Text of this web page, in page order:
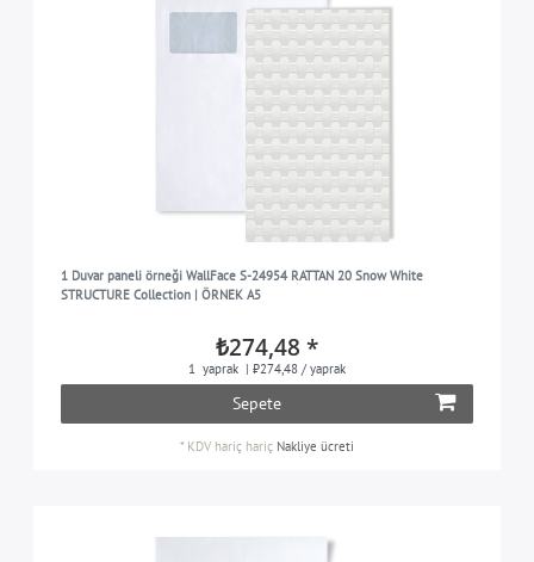
1 Duvar paneli örneği WallFace S-24954 RATTAN 20 Snow White
STRUCTURE Collection | ÖRNEK A5
₺274,48 *
1 yaprak | ₺274,48 / yaprak
Sepete
* KDV hariç hariç Nakliye ücreti